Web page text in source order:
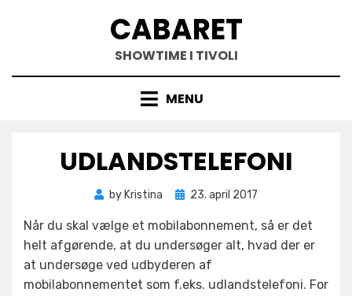
CABARET
SHOWTIME I TIVOLI
MENU
UDLANDSTELEFONI
by Kristina
Posted
23. april 2017
Når du skal vælge et mobilabonnement, så er det
helt afgørende, at du undersøger alt, hvad der er
at undersøge ved udbyderen af
mobilabonnementet som f.eks. udlandstelefoni. For